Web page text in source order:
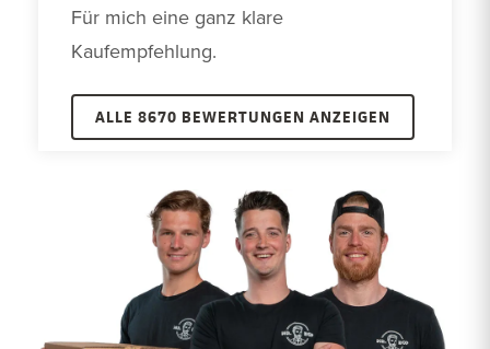
Für mich eine ganz klare
Kaufempfehlung.
ALLE 8670 BEWERTUNGEN ANZEIGEN